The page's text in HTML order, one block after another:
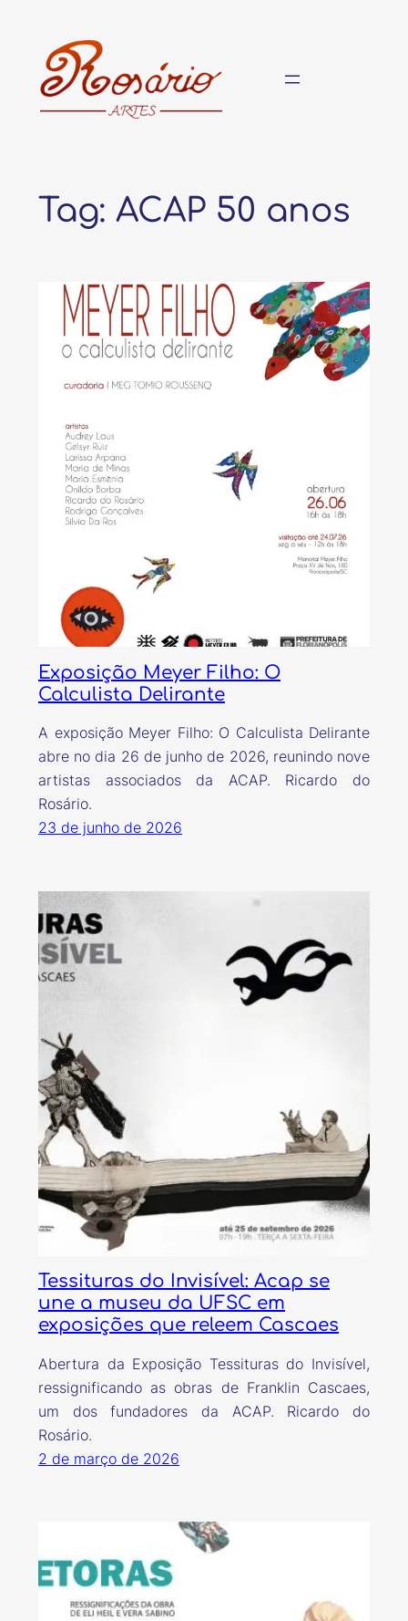
conteúdo
Tag: ACAP 50 anos
Exposição Meyer Filho: O
Calculista Delirante
A exposição Meyer Filho: O Calculista Delirante
abre no dia 26 de junho de 2026, reunindo nove
artistas associados da ACAP. Ricardo do
Rosário.
23 de junho de 2026
Tessituras do Invisível: Acap se
une a museu da UFSC em
exposições que releem Cascaes
Abertura da Exposição Tessituras do Invisível,
ressignificando as obras de Franklin Cascaes,
um dos fundadores da ACAP. Ricardo do
Rosário.
2 de março de 2026